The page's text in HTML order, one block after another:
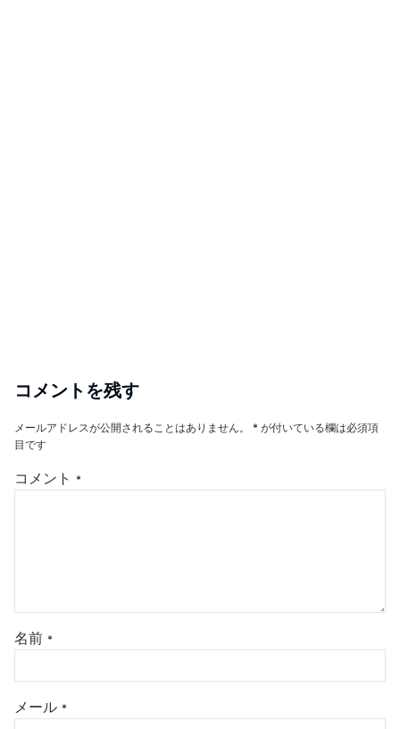
コメントを残す
メールアドレスが公開されることはありません。 * が付いている欄は必須項
目です
コメント *
名前 *
メール *